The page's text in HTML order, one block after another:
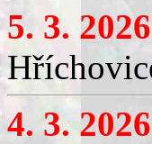
5. 3.
4. 3.